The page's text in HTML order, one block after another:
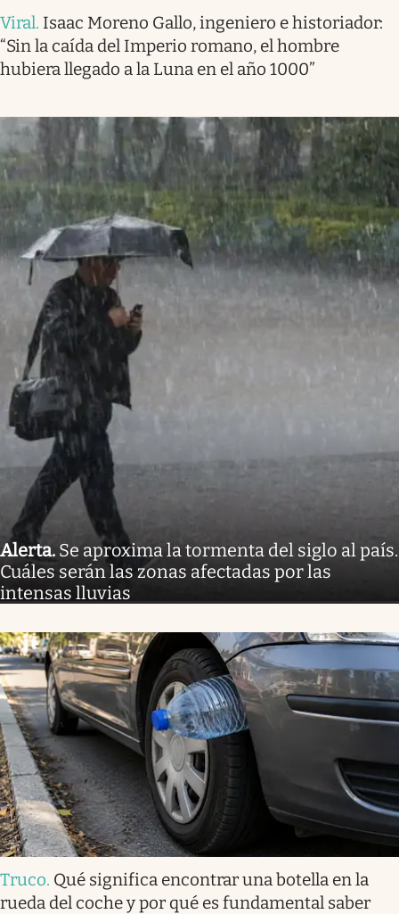
Viral. Isaac Moreno Gallo, ingeniero e historiador:
“Sin la caída del Imperio romano, el hombre
hubiera llegado a la Luna en el año 1000”
Alerta. Se aproxima la tormenta del siglo al país.
Cuáles serán las zonas afectadas por las
intensas lluvias
Truco. Qué significa encontrar una botella en la
rueda del coche y por qué es fundamental saber